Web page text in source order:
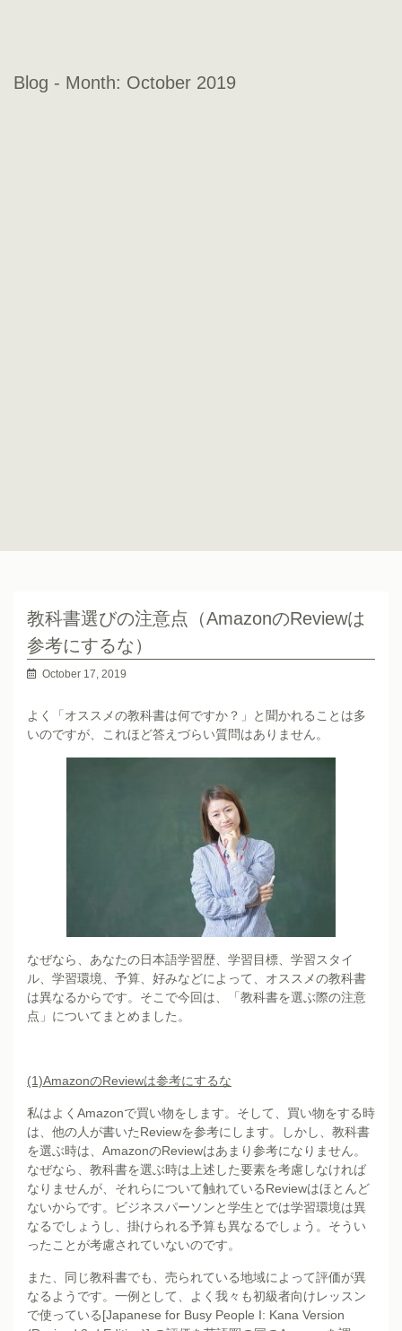
Blog - Month: October 2019
教科書選びの注意点（AmazonのReviewは
参考にするな）
October 17, 2019
よく「オススメの教科書は何ですか？」と聞かれることは多
いのですが、これほど答えづらい質問はありません。
なぜなら、あなたの日本語学習歴、学習目標、学習スタイ
ル、学習環境、予算、好みなどによって、オススメの教科書
は異なるからです。そこで今回は、「教科書を選ぶ際の注意
点」についてまとめました。
(1)AmazonのReviewは参考にするな
私はよくAmazonで買い物をします。そして、買い物をする時
は、他の人が書いたReviewを参考にします。しかし、教科書
を選ぶ時は、AmazonのReviewはあまり参考になりません。
なぜなら、教科書を選ぶ時は上述した要素を考慮しなければ
なりませんが、それらについて触れているReviewはほとんど
ないからです。ビジネスパーソンと学生とでは学習環境は異
なるでしょうし、掛けられる予算も異なるでしょう。そうい
ったことが考慮されていないのです。
また、同じ教科書でも、売られている地域によって評価が異
なるようです。一例として、よく我々も初級者向けレッスン
で使っている[Japanese for Busy People I: Kana Version